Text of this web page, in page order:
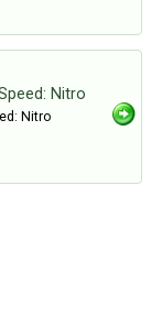
Nitro
Nitro